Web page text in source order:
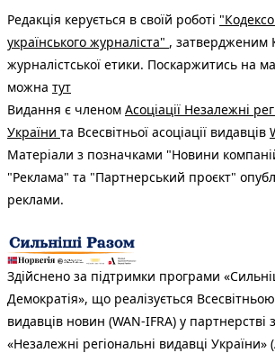
Редакція керується в своїй роботі
українського журналіста" , затвердженим
журналістської етики. Поскаржитись на
можна тут
Видання є членом Асоціації Незалежні
України та Всесвітньої асоціації видавців
Матеріали з позначками "Новини
"Реклама" та "Партнерський проєкт"
реклами.
Здійснено за підтримки програми
Демократія», що реалізується
видавців новин (WAN-IFRA) у партнерстві
«Незалежні регіональні видавці України»